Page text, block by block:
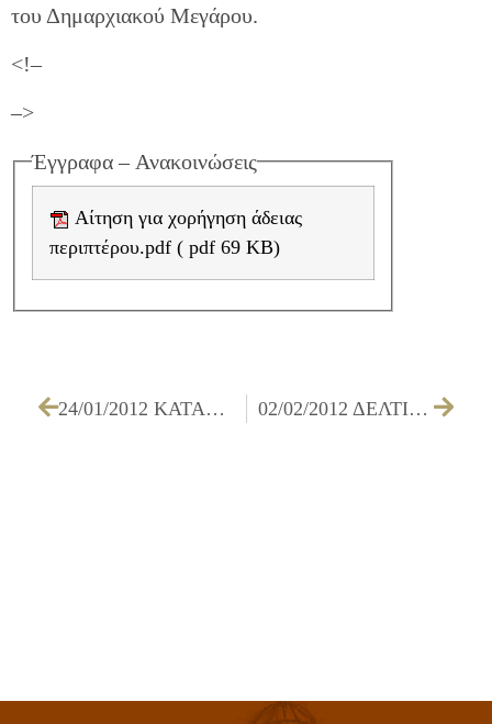
του Δημαρχιακού Μεγάρου.
<!–
–>
Έγγραφα – Ανακοινώσεις
περιπτέρου.pdf ( pdf 69 KB)
24/01/2012 ΚΑΤΑΣΚΕΥΗ ΕΞΩΤΕΡΙΚΩΝ ΔΙΑΚΛΑΔΩΣΕΩΝ ΑΚΙΝΗΤΩΝ ΕΡΓ. Β1/11 02/02/2012 ΔΕΛΤΙΟ ΤΥΠΟΥ ΔΗΜΟΣ ΙΛΙΟΥ: Ο Δήμος Ιλίου σε ετοιμότητα λόγω χαμηλών θερμοκρασιών